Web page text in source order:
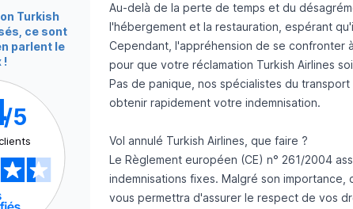
Turkish
ce sont
parlent le
!
/5
Au-delà de la perte de temps et du
l'hébergement et la restauration, espérant
Cependant, l'appréhension de se confronter
pour que votre réclamation Turkish Airlines
Pas de panique, nos spécialistes du transport
obtenir rapidement votre indemnisation.
Vol annulé Turkish Airlines, que faire ?
Le Règlement européen (CE) n° 261/2004
indemnisations fixes. Malgré son
vous permettra d'assurer le respect de vos